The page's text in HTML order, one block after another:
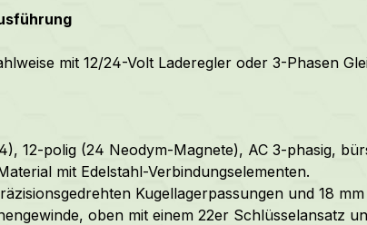
mit 12/24-Volt Laderegler oder 3-Phasen
12-polig (24 Neodym-Magnete), AC 3-phasig,
mit Edelstahl-Verbindungselementen.
Kugellagerpassungen und 18
oben mit einem 22er Schlüsselansatz